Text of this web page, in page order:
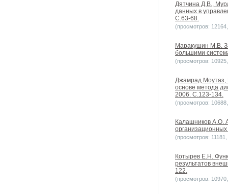
Дятчина Д.В.,
данных в
С.63-68.
(просмотров:
Маракушин М.В.
большими
(просмотров:
Джамрад Моутаз,
основе метода
2006. С.123-134.
(просмотров:
Калашников А.О.
(просмотров:
Котырев Е.Н.
результатов
122.
(просмотров: